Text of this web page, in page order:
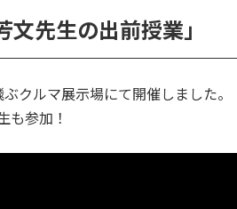
先生の出前授業」
クルマ展示場にて開催しました。
も参加！